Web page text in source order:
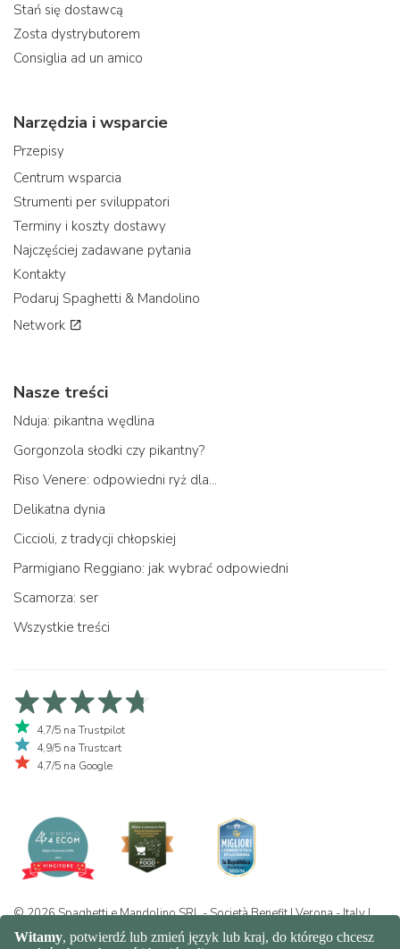
Stań się dostawcą
Zosta dystrybutorem
Consiglia ad un amico
Narzędzia i wsparcie
Przepisy
Centrum wsparcia
Strumenti per sviluppatori
Terminy i koszty dostawy
Najczęściej zadawane pytania
Kontakty
Podaruj Spaghetti & Mandolino
Network
Nasze treści
Nduja: pikantna wędlina
Gorgonzola słodki czy pikantny?
Riso Venere: odpowiedni ryż dla...
Delikatna dynia
Ciccioli, z tradycji chłopskiej
Parmigiano Reggiano: jak wybrać odpowiedni
Scamorza: ser
Wszystkie treści
4,7/5 na Trustpilot
4,9/5 na Trustcart
4,7/5 na Google
© 2026 Spaghetti e Mandolino SRL - Società Benefit | Verona - Italy |
+39 351 865 9444 | P.I. IT04913730232 | Certificazione BIO: IT-BIO-
016.380-0110744.2026.001 | REA VR-455804 |Prywatność i polityka